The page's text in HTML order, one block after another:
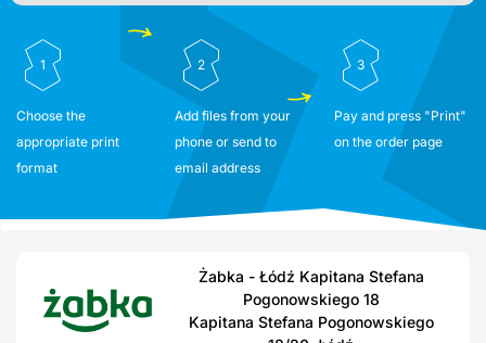
1
Choose the
appropriate print
format
2
Add files from your
phone or send to
email address
3
Pay and press "Print"
on the order page
Żabka - Łódź Kapitana Stefana
Pogonowskiego 18
Kapitana Stefana Pogonowskiego